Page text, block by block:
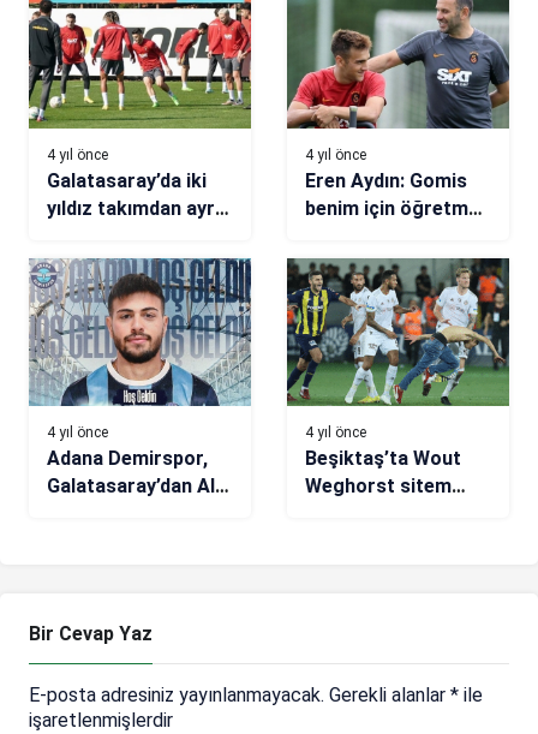
perşembe günü
gelmiş olacak
4 yıl önce
Galatasaray’da iki
yıldız takımdan ayrı
4 yıl önce
Eren Aydın: Gomis
benim için öğretmen
4 yıl önce
Adana Demirspor,
Galatasaray’dan Ali
4 yıl önce
Beşiktaş’ta Wout
Weghorst sitem
Bir Cevap Yaz
E-posta adresiniz yayınlanmayacak. Gerekli alanlar * ile
işaretlenmişlerdir